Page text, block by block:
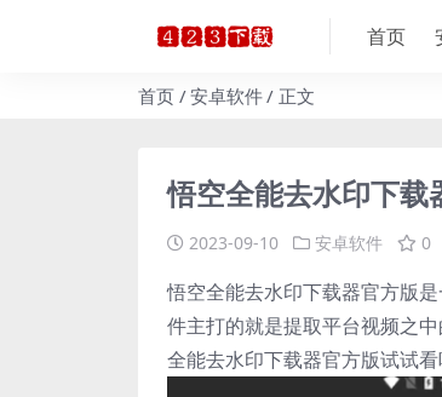
首页
首页 安卓软件 正文
悟空全能去水印下
2023-09-10 安卓软件 0
悟空全能去水印下载器官方版
件主打的就是提取平台视频之
全能去水印下载器官方版试试